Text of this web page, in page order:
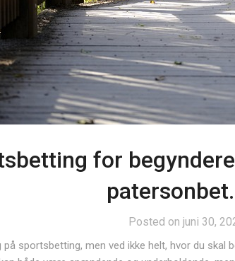
for
Posted on juni 30,
på sportsbetting, men ved ikke helt, hvor du skal